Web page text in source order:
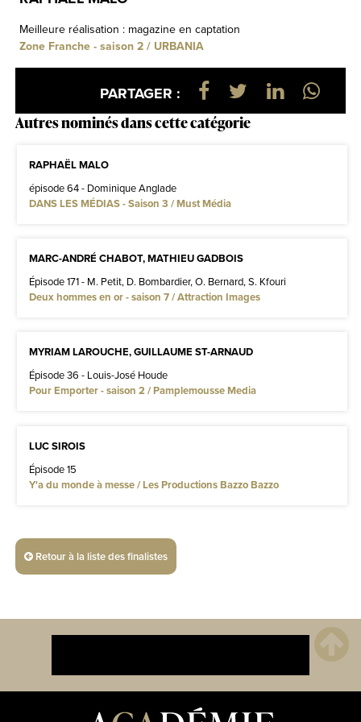
Meilleure réalisation : magazine en captation
Zone Franche - saison 2 / URBANIA
PARTAGER :
Autres nominés dans cette catégorie
RAPHAËL MALO
épisode 64 - Dominique Anglade
DANS LES MÉDIAS - Saison 3 / Must Média
MARC-ANDRÉ CHABOT, MATHIEU GADBOIS
Épisode 171 - M. Petit, D. Bombardier, O. Bernard, S. Kfouri
Deux hommes en or - saison 7 / Attraction Images
MYRIAM LAROUCHE, GUILLAUME ST-ARNAUD
Épisode 36 - Louis-José Houde
Pour Emporter - saison 2 / Pamplemousse Media
LUC SIROIS
Épisode 15
Y'a du monde à messe / Les Productions Bazzo Bazzo
Retour à la liste des finalistes